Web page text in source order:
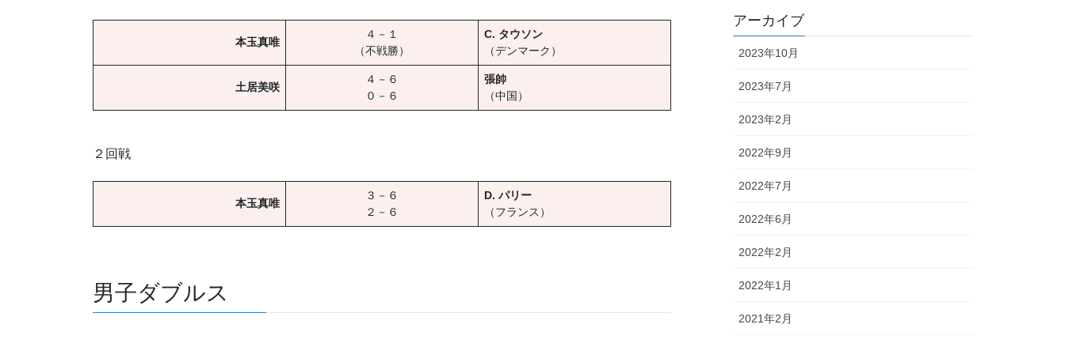
本玉真唯
４－１
（不戦勝）
C. タウソン
（デンマーク）
土居美咲
４－６
０－６
張帥
（中国）
２回戦
本玉真唯
３－６
２－６
D. パリー
（フランス）
男子ダブルス
アーカイブ
2023年10月
2023年7月
2023年2月
2022年9月
2022年7月
2022年6月
2022年2月
2022年1月
2021年2月